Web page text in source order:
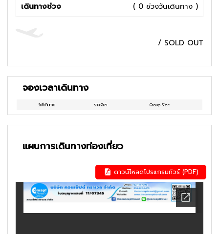
เดินทางช่วง ( 0 ช่วงวันเดินทาง )
/ SOLD OUT
จองเวลาเดินทาง
วันที่เดินทาง ราคาอื่นๆ Group Size
แผนการเดินทางท่องเที่ยว
ดาวน์โหลดโปรแกรมทัวร์ (PDF)